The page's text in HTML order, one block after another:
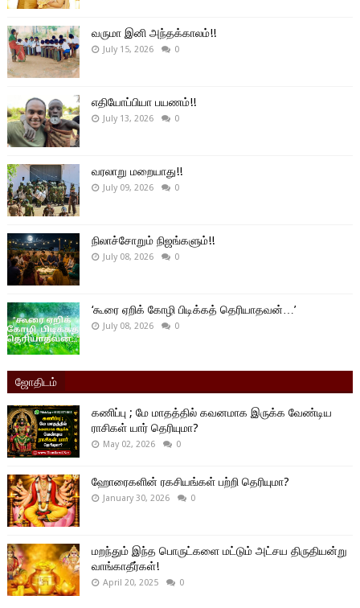
வருமா இனி அந்தக்காலம்!!
July 15, 2026 0
எதியோப்பியா பயணம்!!
July 13, 2026 0
வரலாறு மறையாது!!
July 09, 2026 0
நிலாச்சோறும் நிஜங்களும்!!
July 08, 2026 0
‘கூரை ஏறிக் கோழி பிடிக்கத் தெரியாதவன்…’
July 08, 2026 0
ஜோதிடம்
கணிப்பு ; மே மாதத்தில் கவனமாக இருக்க வேண்டிய
ராசிகள் யார் தெரியுமா?
May 02, 2026 0
ஹோரைகளின் ரகசியங்கள் பற்றி தெரியுமா?
January 30, 2026 0
மறந்தும் இந்த பொருட்களை மட்டும் அட்சய திருதியன்று
வாங்காதீர்கள்!
April 20, 2025 0